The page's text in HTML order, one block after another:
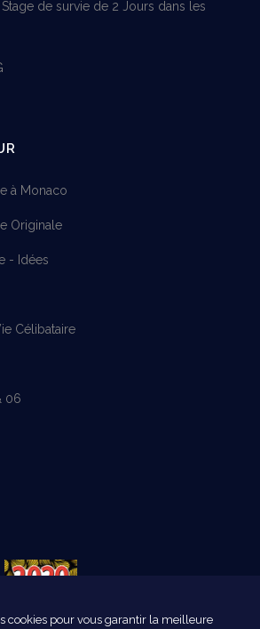
Stage de survie de 2 Jours dans les
à Monaco
Originale
- Idées
Célibataire
06
cookies pour vous garantir la meilleure